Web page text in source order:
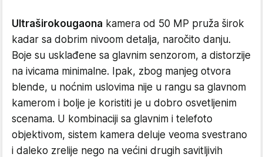
Ultraširokougaona kamera od 50 MP pruža širok
kadar sa dobrim nivoom detalja, naročito danju.
Boje su usklađene sa glavnim senzorom, a distorzije
na ivicama minimalne. Ipak, zbog manjeg otvora
blende, u noćnim uslovima nije u rangu sa glavnom
kamerom i bolje je koristiti je u dobro osvetljenim
scenama. U kombinaciji sa glavnim i telefoto
objektivom, sistem kamera deluje veoma svestrano
i daleko zrelije nego na većini drugih savitljivih